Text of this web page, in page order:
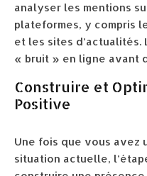
analyser les mentions
plateformes, y compris
et les sites
« bruit » en ligne avant
Construire et
Positive
Une fois que vous avez
situation actuelle,